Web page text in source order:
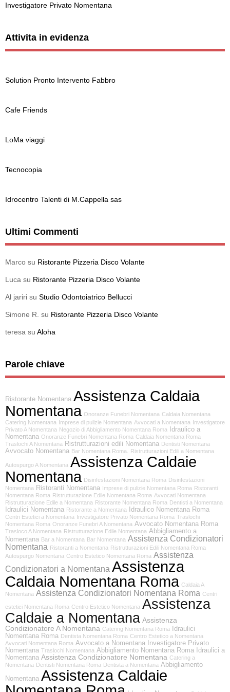
Investigatore Privato Nomentana
Attivita in evidenza
Solution Pronto Intervento Fabbro
Cafe Friends
LoMa viaggi
Tecnocopia
Idrocentro Talenti di M.Cappella sas‎
Ultimi Commenti
Marco su Ristorante Pizzeria Disco Volante
Luca su Ristorante Pizzeria Disco Volante
Al jariri su Studio Odontoiatrico Bellucci
Simone R. su Ristorante Pizzeria Disco Volante
teresa su Aloha
Parole chiave
Ristorante Nomentana Assistenza Caldaia
Nomentana Onoranze Funebri Nomentana Caldaia Nomentana
Catering Nomentana Imprese di pulizie Nomentana Avvocati a Nomentana Investigatore
Privato A Nomentana Negozio di Abbigliamento Nomentana Roma
Idraulico a
Nomentana Onoranze Funebri Nomentana Roma Caldaia Nomentana Roma
Traslochi A Nomentana Ristrutturazioni edili Nomentana Dentisti Nomentana
Avvocato Nomentana Bar Nomentana Roma. Ristrutturazioni Edili a Nomentana
Autospurgo A Nomentana Assistenza Caldaie
Nomentana Disinfestazioni Nomentana Roma Disinfestazioni
Nomentana Ristoranti Nomentana Imprese di pulizie Nomentana Roma Ristoranti
Nomentana Roma Ristrutturazione Edile Nomentana Roma Avvocati Nomentana
Ristrutturazione Edile a Nomentana Ristorante Nomentana Roma Dentisti a Nomentana
Idraulici Nomentana Ristorante a Nomentana Idraulico Nomentana Roma
Centri Estetici a Nomentana Investigatore Privato Nomentana Roma Traslochi
Nomentana Roma Onoranze Funebri A Nomentana Avvocato Nomentana Roma
Trasloco A Nomentana Ristrutturazione Edile Nomentana Abbigliamento a
Nomentana Bar a Nomentana Bar Nomentana Assistenza Condizionatori
Nomentana Ristoranti a Nomentana Ristrutturazioni Edili Nomentana Roma
Autospurgo Nomentana Centro Estetico Nomentana Roma Assistenza
Condizionatori a Nomentana Assistenza
Caldaia Nomentana Roma Caldaia A
Nomentana Assistenza Condizionatori Nomentana Roma Centri
estetici Nomentana Roma Centro Estetico Nomentana Assistenza
Caldaie a Nomentana Assistenza
Condizionatore A Nomentana Catering Nomentana Roma
Idraulici
Nomentana Roma Dentista Nomentana Roma Centro Estetico a Nomentana
Avvocati Nomentana Roma Avvocato a Nomentana
Investigatore Privato
Nomentana Traslochi Nomentana Abbigliamento Nomentana Roma Idraulici a
Nomentana Assistenza Condizionatore Nomentana Catering a
Nomentana Dentisti Nomentana Roma Dentista a Nomentana Abbigliamento
Nomentana Assistenza Caldaie